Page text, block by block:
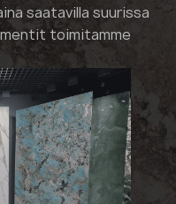
saatavilla suurissa
toimitamme